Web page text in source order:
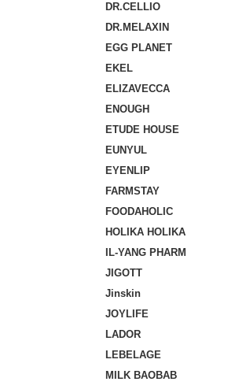
DR.CELLIO
DR.MELAXIN
EGG PLANET
EKEL
ELIZAVECCA
ENOUGH
ETUDE HOUSE
EUNYUL
EYENLIP
FARMSTAY
FOODAHOLIC
HOLIKA HOLIKA
IL-YANG PHARM
JIGOTT
Jinskin
JOYLIFE
LADOR
LEBELAGE
MILK BAOBAB